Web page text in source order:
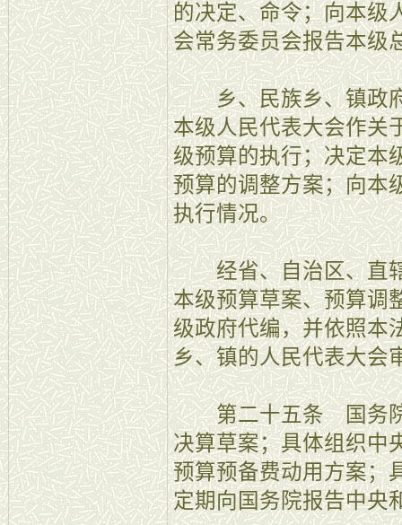
的决定、命令；向本级
会常务委员会报告本级
乡、民族乡、镇政府
本级人民代表大会作关
级预算的执行；决定本
预算的调整方案；向本
执行情况。
经省、自治区、直辖
本级预算草案、预算调
级政府代编，并依照本
乡、镇的人民代表大会
第二十五条 国务院
决算草案；具体组织中
预算预备费动用方案；
定期向国务院报告中央